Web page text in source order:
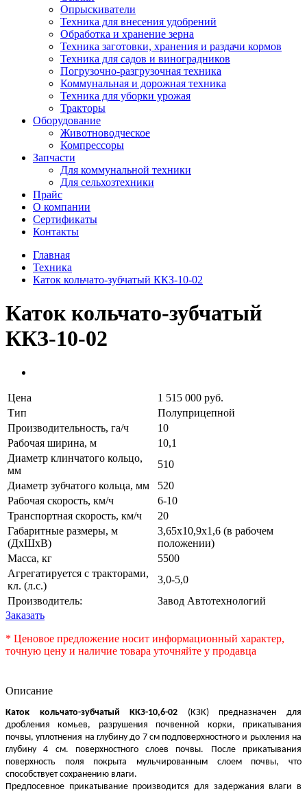
Опрыскиватели
Техника для внесения удобрений
Обработка и хранение зерна
Техника заготовки, хранения и раздачи кормов
Техника для садов и виноградников
Погрузочно-разгрузочная техника
Коммунальная и дорожная техника
Техника для уборки урожая
Тракторы
Оборудование
Животноводческое
Компрессоры
Запчасти
Для коммунальной техники
Для сельхозтехники
Прайс
О компании
Сертификаты
Контакты
Главная
Техника
Каток кольчато-зубчатый ККЗ-10-02
Каток кольчато-зубчатый
ККЗ-10-02
Цена
1 515 000 руб.
Тип
Полуприцепной
Производительность, га/ч
10
Рабочая ширина, м
10,1
Диаметр клинчатого кольцо,
мм
510
Диаметр зубчатого кольца, мм
520
Рабочая скорость, км/ч
6-10
Транспортная скорость, км/ч
20
Габаритные размеры, м
(ДхШхВ)
3,65х10,9х1,6 (в рабочем
положении)
Масса, кг
5500
Агрегатируется с тракторами,
кл. (л.с.)
3,0-5,0
Производитель:
Завод Автотехнологий
Заказать
* Ценовое предложение носит информационный характер,
точную цену и наличие товара уточняйте у продавца
Описание
Каток кольчато-зубчатый ККЗ-10,6-02 (КЗК) предназначен для
дробления комьев, разрушения почвенной корки, прикатывания
почвы, уплотнения на глубину до 7 см подповерхностного и рыхления на
глубину 4 см. поверхностного слоев почвы. После прикатывания
поверхность поля покрыта мульчированным слоем почвы, что
способствует сохранению влаги.
Предпосевное прикатывание производится для задержания влаги в